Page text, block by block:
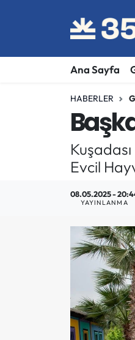
Ana Sayfa
HABERLER
Evcil
08.05.2025 -
YAYINLANMA